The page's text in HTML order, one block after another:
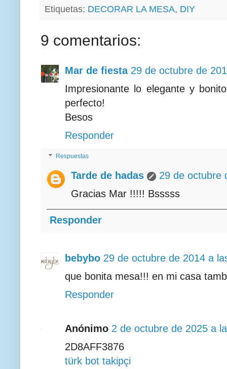
Etiquetas: DECORAR LA MESA, DIY
9 comentarios:
Mar de fiesta 29 de octubre de
Impresionante lo elegante y
perfecto!
Besos
Responder
Respuestas
Tarde de hadas
29 de octubre
Gracias Mar !!!!! Bsssss
Responder
bebybo 29 de octubre de 2014 a
que bonita mesa!!! en mi casa
Responder
Anónimo 2 de octubre de 2025 a
2D8AFF3876
türk bot takipçi